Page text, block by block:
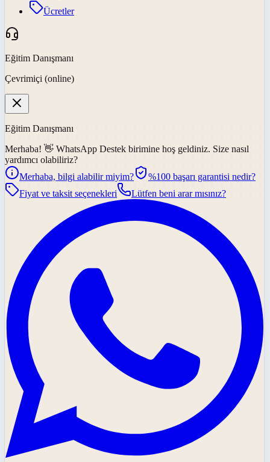
Ücretler
Eğitim Danışmanı
Çevrimiçi (online)
Eğitim Danışmanı
Merhaba! 👋 WhatsApp Destek birimine hoş geldiniz. Size nasıl
yardımcı olabiliriz?
Merhaba, bilgi alabilir miyim?
%100 başarı garantisi nedir?
Fiyat ve taksit seçenekleri
Lütfen beni arar mısınız?